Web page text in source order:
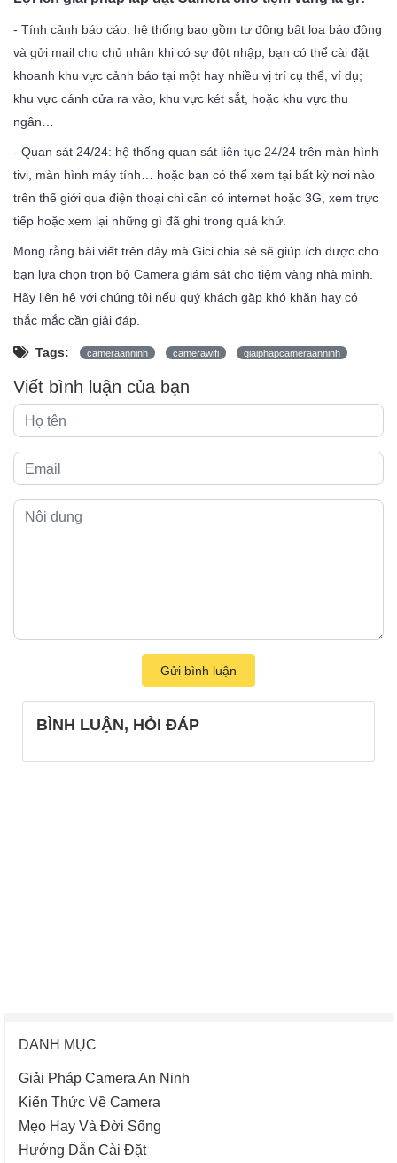
- Tính cảnh báo cáo: hệ thống bao gồm tự động bật loa báo động
và gửi mail cho chủ nhân khi có sự đột nhập, bạn có thể cài đặt
khoanh khu vực cảnh báo tại một hay nhiều vị trí cụ thể, ví dụ;
khu vực cánh cửa ra vào, khu vực két sắt, hoặc khu vực thu
ngân…
- Quan sát 24/24: hệ thống quan sát liên tục 24/24 trên màn hình
tivi, màn hình máy tính… hoặc bạn có thể xem tại bất kỳ nơi nào
trên thế giới qua điện thoại chỉ cần có internet hoặc 3G, xem trực
tiếp hoặc xem lại những gì đã ghi trong quá khứ.
Mong rằng bài viết trên đây mà Gici chia sẻ sẽ giúp ích được cho
bạn lựa chọn trọn bộ Camera giám sát cho tiệm vàng nhà mình.
Hãy liên hệ với chúng tôi nếu quý khách gặp khó khăn hay có
thắc mắc cần giải đáp.
Tags: cameraanninh camerawifi giaiphapcameraanninh
Viết bình luận của bạn
Gửi bình luận
BÌNH LUẬN, HỎI ĐÁP
DANH MỤC
Giải Pháp Camera An Ninh
Kiến Thức Về Camera
Mẹo Hay Và Đời Sống
Hướng Dẫn Cài Đặt